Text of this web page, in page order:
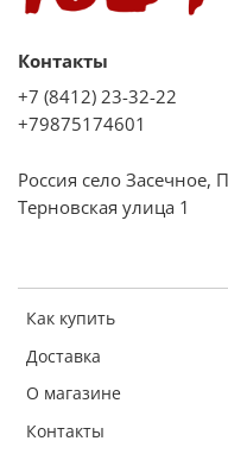
Как купить
Доставка
О магазине
Контакты
Контакты
+7 (8412) 23-32-22
+79875174601
Россия село
Терновская улица 1